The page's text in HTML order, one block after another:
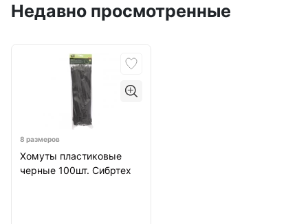
Недавно просмотренные
8 размеров
Хомуты пластиковые
черные 100шт. Сибртех